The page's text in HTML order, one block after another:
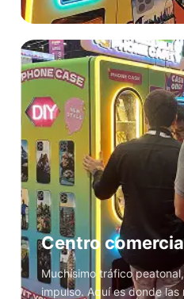
Centro
Muchísimo tráfico
impulso. Aquí es donde